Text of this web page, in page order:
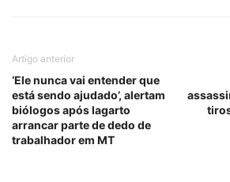
Artigo anterior
‘Ele nunca vai entender que
está sendo ajudado’, alertam
biólogos após lagarto
arrancar parte de dedo de
trabalhador em MT